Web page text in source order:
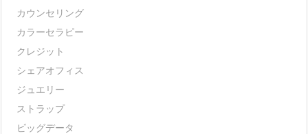
カウンセリング
カラーセラピー
クレジット
シェアオフィス
ジュエリー
ストラップ
ビッグデータ